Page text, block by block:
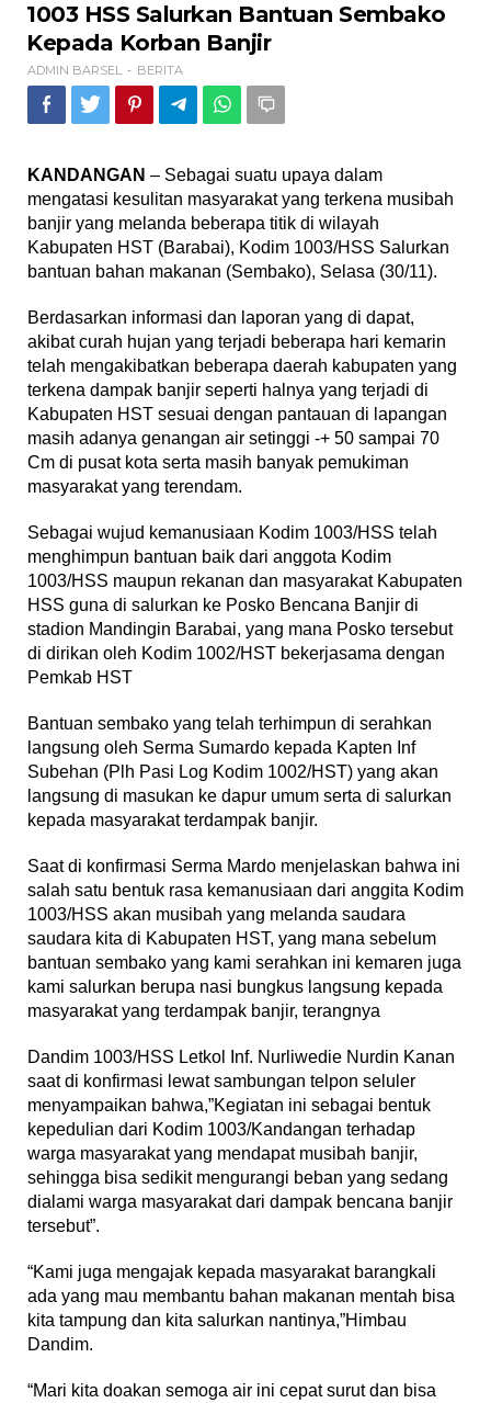
HSS
Salurkan
Bantuan
Sembako
Kepada
Korban
Banjir
1003 HSS Salurkan Bantuan Sembako
Kepada Korban Banjir
ADMIN BARSEL - BERITA
KANDANGAN – Sebagai suatu upaya dalam
mengatasi kesulitan masyarakat yang terkena musibah
banjir yang melanda beberapa titik di wilayah
Kabupaten HST (Barabai), Kodim 1003/HSS Salurkan
bantuan bahan makanan (Sembako), Selasa (30/11).
Berdasarkan informasi dan laporan yang di dapat,
akibat curah hujan yang terjadi beberapa hari kemarin
telah mengakibatkan beberapa daerah kabupaten yang
terkena dampak banjir seperti halnya yang terjadi di
Kabupaten HST sesuai dengan pantauan di lapangan
masih adanya genangan air setinggi -+ 50 sampai 70
Cm di pusat kota serta masih banyak pemukiman
masyarakat yang terendam.
Sebagai wujud kemanusiaan Kodim 1003/HSS telah
menghimpun bantuan baik dari anggota Kodim
1003/HSS maupun rekanan dan masyarakat Kabupaten
HSS guna di salurkan ke Posko Bencana Banjir di
stadion Mandingin Barabai, yang mana Posko tersebut
di dirikan oleh Kodim 1002/HST bekerjasama dengan
Pemkab HST
Bantuan sembako yang telah terhimpun di serahkan
langsung oleh Serma Sumardo kepada Kapten Inf
Subehan (Plh Pasi Log Kodim 1002/HST) yang akan
langsung di masukan ke dapur umum serta di salurkan
kepada masyarakat terdampak banjir.
Saat di konfirmasi Serma Mardo menjelaskan bahwa ini
salah satu bentuk rasa kemanusiaan dari anggita Kodim
1003/HSS akan musibah yang melanda saudara
saudara kita di Kabupaten HST, yang mana sebelum
bantuan sembako yang kami serahkan ini kemaren juga
kami salurkan berupa nasi bungkus langsung kepada
masyarakat yang terdampak banjir, terangnya
Dandim 1003/HSS Letkol Inf. Nurliwedie Nurdin Kanan
saat di konfirmasi lewat sambungan telpon seluler
menyampaikan bahwa,”Kegiatan ini sebagai bentuk
kepedulian dari Kodim 1003/Kandangan terhadap
warga masyarakat yang mendapat musibah banjir,
sehingga bisa sedikit mengurangi beban yang sedang
dialami warga masyarakat dari dampak bencana banjir
tersebut”.
“Kami juga mengajak kepada masyarakat barangkali
ada yang mau membantu bahan makanan mentah bisa
kita tampung dan kita salurkan nantinya,”Himbau
Dandim.
“Mari kita doakan semoga air ini cepat surut dan bisa